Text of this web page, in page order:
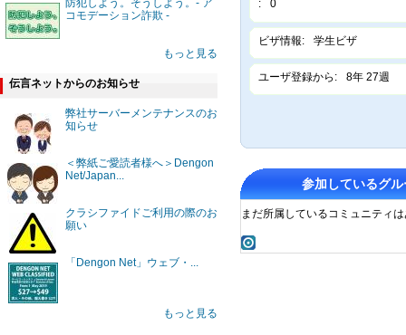
防犯しよう。そうしよう。- ア
コモデーション詐欺 -
もっと見る
伝言ネットからのお知らせ
弊社サーバーメンテナンスのお
知らせ
＜弊紙ご愛読者様へ＞Dengon
Net/Japan...
クラシファイドご利用の際のお
願い
「Dengon Net」ウェブ・...
もっと見る
: 0
ビザ情報: 学生ビザ
ユーザ登録から: 8年 27週
参加しているグル
まだ所属しているコミュニティ